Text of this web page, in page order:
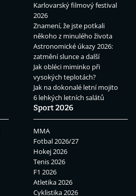
Karlovarský filmový festival
2026
Znamení, že jste potkali
někoho z minulého života
Astronomické úkazy 2026:
zatmění slunce a další
Jak obléci miminko při
vysokých teplotách?
Jak na dokonalé letní mojito
6 lehkých letních salátů
Sport 2026
MMA
Fotbal 2026/27
Hokej 2026
Tenis 2026
F1 2026
Atletika 2026
Cyklistika 2026